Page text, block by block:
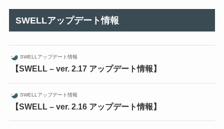
SWELLアップデート情報
SWELLアップデート情報
【SWELL – ver. 2.17 アップデート情報】
SWELLアップデート情報
【SWELL – ver. 2.16 アップデート情報】